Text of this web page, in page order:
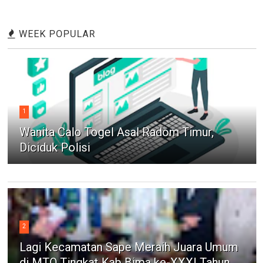
WEEK POPULAR
1
Wanita Calo Togel Asal Radom Timur,
Diciduk Polisi
2
Lagi Kecamatan Sape Meraih Juara Umum